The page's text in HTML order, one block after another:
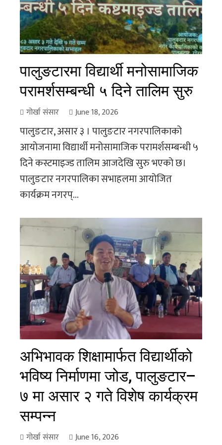
पालुङटारमा विद्यार्थी मनोसामाजिक
परामर्शसम्बन्धी ५ दिने तालिम सुरु
गोर्खा संसार June 18, 2026
पालुङटार, असार ३ । पालुङटार नगरपालिकाको
आयोजनामा विद्यार्थी मनोसामाजिक परामर्शसम्बन्धी ५
दिने कस्टमाइज्ड तालिम आजदेखि सुरु भएको छ।
पालुङटार नगरपालिका सभाहलमा आयोजित
कार्यक्रम नगरप्...
अभिभावक शिक्षामार्फत विद्यार्थीको
भविष्य निर्माणमा जोड, पालुङटार–
७ मा असार २ गते विशेष कार्यक्रम
सम्पन्न
गोर्खा संसार June 16, 2026